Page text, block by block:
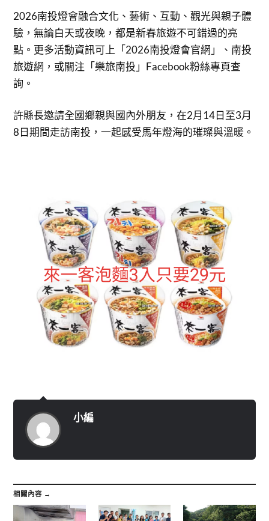
2026南投燈會融合文化、藝術、互動、觀光與親子體
驗，無論白天或夜晚，都是新春旅遊不可錯過的亮
點。更多活動資訊可上「2026南投燈會官網」、南投
旅遊網，或關注「樂旅南投」Facebook粉絲專頁查
詢。
許縣長邀請全國鄉親與國內外朋友，在2月14日至3月
8日期間走訪南投，一起感受馬年燈海的璀璨與溫暖。
小編
相關內容 →